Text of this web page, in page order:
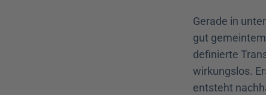
Gerade in
gut
definierte
wirkungslos.
entsteht